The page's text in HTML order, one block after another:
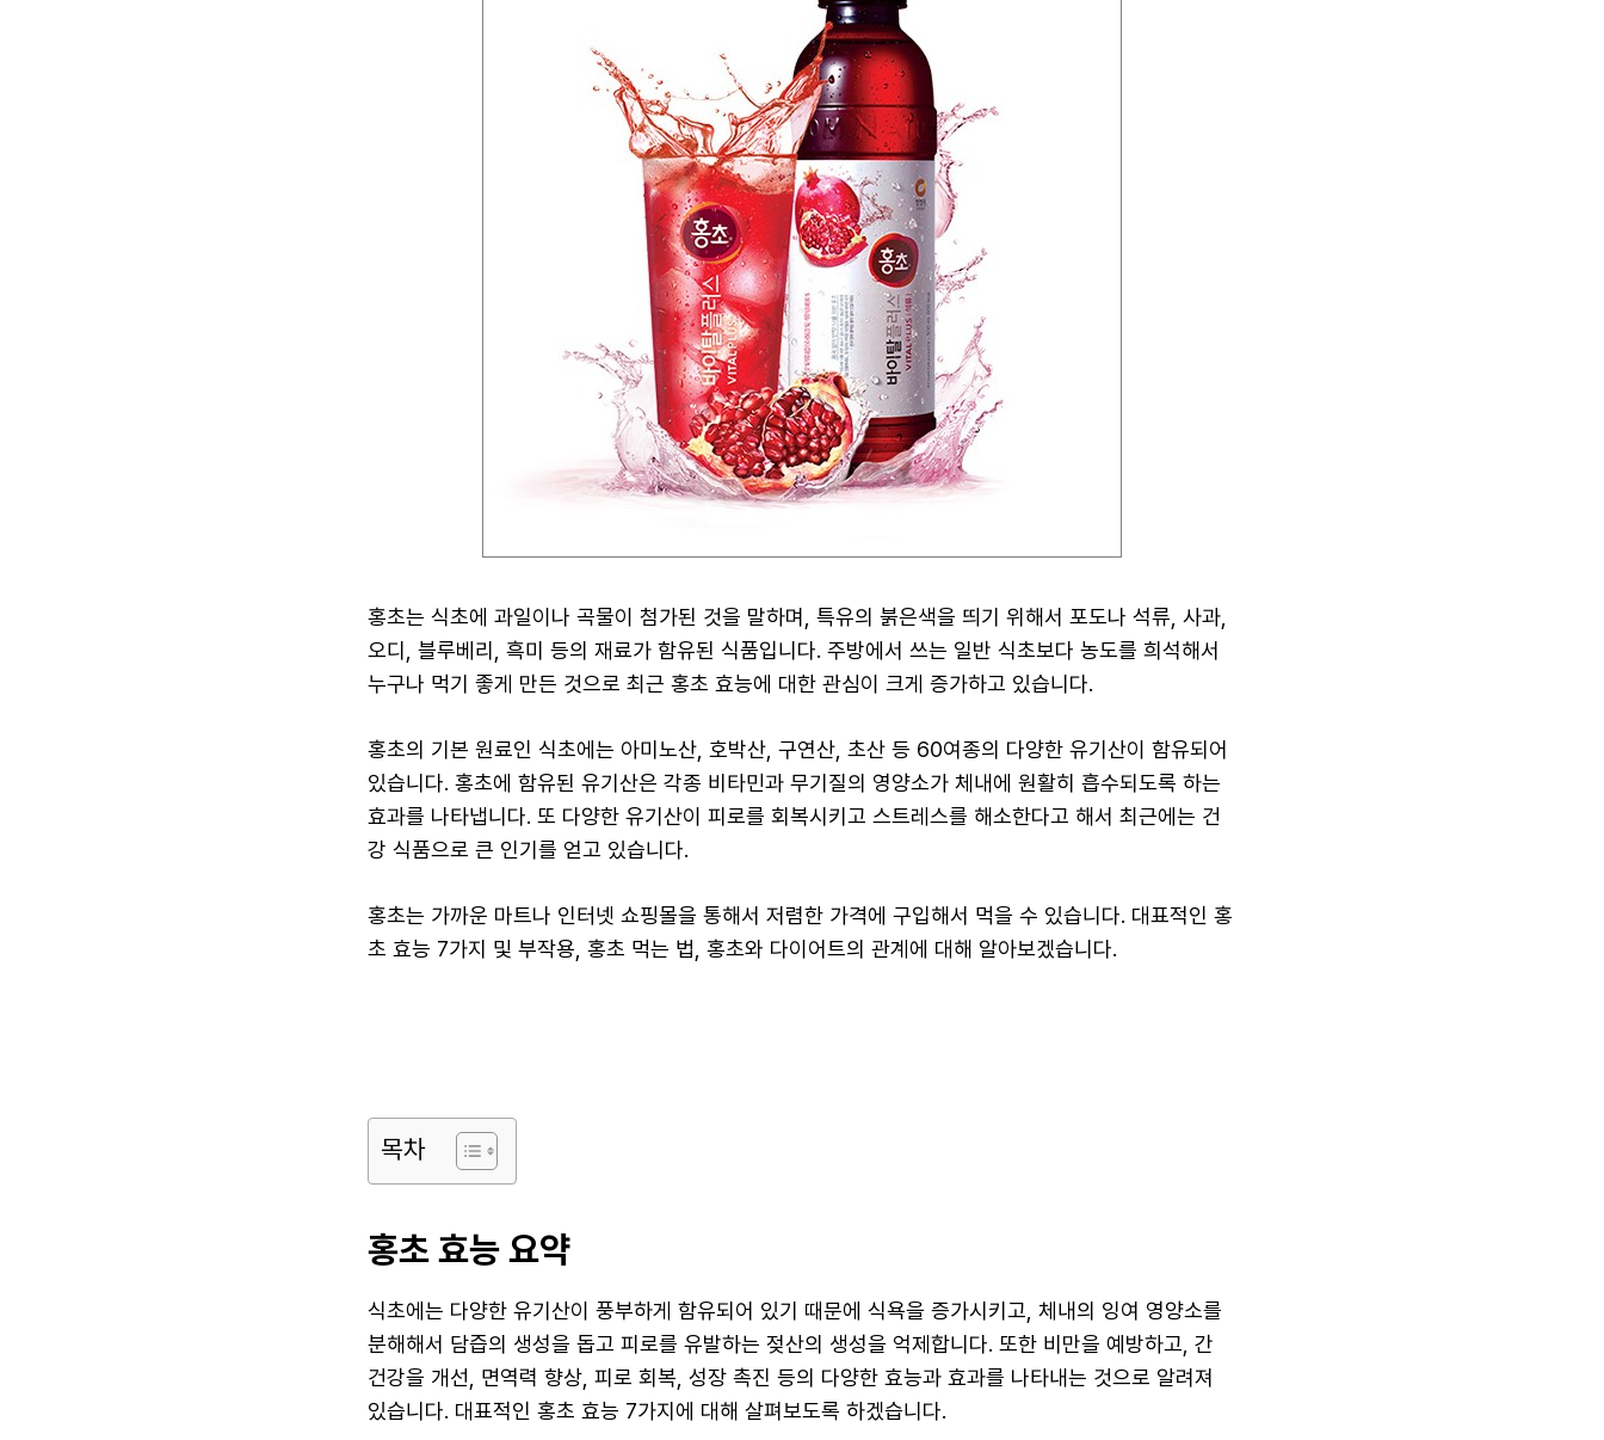
홍초는 식초에 과일이나 곡물이 첨가된 것을 말하며, 특유의 붉은색을 띄기 위해서 포도나 석류, 사과,
오디, 블루베리, 흑미 등의 재료가 함유된 식품입니다. 주방에서 쓰는 일반 식초보다 농도를 희석해서
누구나 먹기 좋게 만든 것으로 최근 홍초 효능에 대한 관심이 크게 증가하고 있습니다.
홍초의 기본 원료인 식초에는 아미노산, 호박산, 구연산, 초산 등 60여종의 다양한 유기산이 함유되어
있습니다. 홍초에 함유된 유기산은 각종 비타민과 무기질의 영양소가 체내에 원활히 흡수되도록 하는
효과를 나타냅니다. 또 다양한 유기산이 피로를 회복시키고 스트레스를 해소한다고 해서 최근에는 건
강 식품으로 큰 인기를 얻고 있습니다.
홍초는 가까운 마트나 인터넷 쇼핑몰을 통해서 저렴한 가격에 구입해서 먹을 수 있습니다. 대표적인 홍
초 효능 7가지 및 부작용, 홍초 먹는 법, 홍초와 다이어트의 관계에 대해 알아보겠습니다.
목차
홍초 효능 요약
식초에는 다양한 유기산이 풍부하게 함유되어 있기 때문에 식욕을 증가시키고, 체내의 잉여 영양소를
분해해서 담즙의 생성을 돕고 피로를 유발하는 젖산의 생성을 억제합니다. 또한 비만을 예방하고, 간
건강을 개선, 면역력 향상, 피로 회복, 성장 촉진 등의 다양한 효능과 효과를 나타내는 것으로 알려져
있습니다. 대표적인 홍초 효능 7가지에 대해 살펴보도록 하겠습니다.